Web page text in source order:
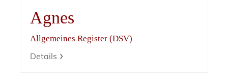
Agnes
Allgemeines Register (DSV)
Details